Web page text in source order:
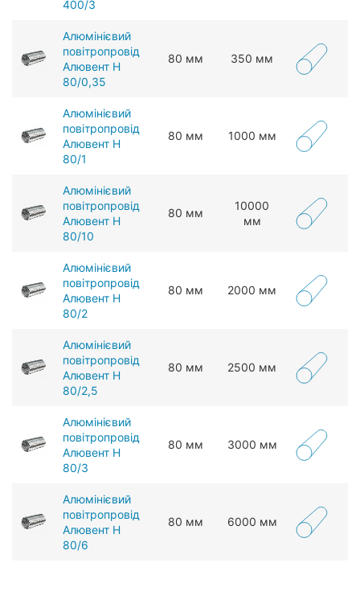
400/3
Алюмінієвий
повітропровід
Алювент Н
80/0,35
80 мм 350 мм
Алюмінієвий
повітропровід
Алювент Н
80/1
80 мм 1000 мм
Алюмінієвий
повітропровід
Алювент Н
80/10
80 мм
10000
мм
Алюмінієвий
повітропровід
Алювент Н
80/2
80 мм 2000 мм
Алюмінієвий
повітропровід
Алювент Н
80/2,5
80 мм 2500 мм
Алюмінієвий
повітропровід
Алювент Н
80/3
80 мм 3000 мм
Алюмінієвий
повітропровід
Алювент Н
80/6
80 мм 6000 мм